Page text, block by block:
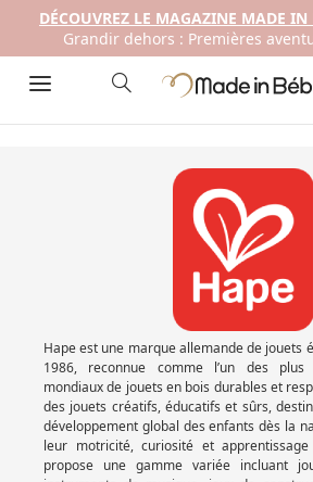
DÉCOUVREZ LE MAGAZINE MADE
Grandir dehors : Premières
Hape est une marque allemande de jouets
1986, reconnue comme l’un des plus
mondiaux de jouets en bois durables et
des jouets créatifs, éducatifs et sûrs,
développement global des enfants dès la
leur motricité, curiosité et
propose une gamme variée incluant